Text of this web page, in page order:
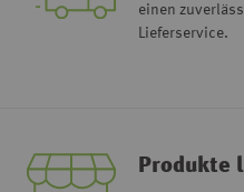
einen
Lieferservice.
Produkte